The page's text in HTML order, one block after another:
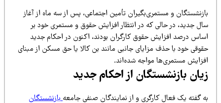
و مستمری‌بگیران تأمین اجتماعی، پس از سه ماه از آغاز
جدید، در حالی که در انتظار افزایش حقوق و مستمری خود بر
درصد افزایش حقوق کارگران بودند، اکنون در احکام جدید
خود با حذف مزایای جانبی مانند بن کالا یا حق مسکن از مبنای
مستمری‌ها مواجه شده‌اند.
بازنشستگان از احکام جدید
گفته یک فعال کارگری و از نمایندگان صنفی جامعهبازنشستگان